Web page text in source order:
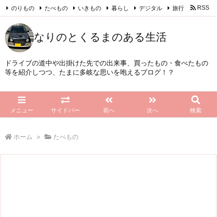
なりのとくるまのある生活
ドライブの道中や出掛けた先での出来事、買ったもの・食べたもの
等を紹介しつつ、たまに多岐な思いを咆えるブログ！？
メニュー サイドバー 前へ 次へ 検索
のりもの たべもの いきもの 暮らし デジタル 旅行 RSS
Feedly
ホーム > たべもの